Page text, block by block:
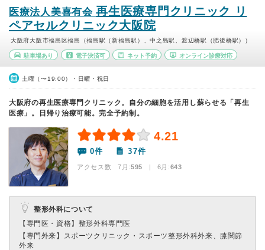
医療法人美喜有会再生医療専門クリニック リ
ペアセルクリニック大阪院
大阪府大阪市福島区福島（福島駅（新福島駅）、中之島駅、渡辺橋駅（肥後橋駅））
駐車場あり 電子決済可 ネット予約 オンライン診療対応
土曜（〜19:00）・日曜・祝日
大阪府の再生医療専門クリニック。自分の細胞を活用し蘇らせる「再生
医療」。日帰り治療可能。完全予約制。
4.21
0件 37件
アクセス数 7月:595 | 6月:643
整形外科について
【専門医・資格】 整形外科専門医
【専門外来】 スポーツクリニック・スポーツ整形外科外来、膝関節
外来